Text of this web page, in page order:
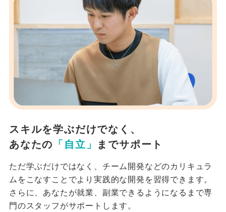
スキルを学ぶだけでなく、
あなたの 「自立」 までサポート
ただ学ぶだけではなく、チーム開発などのカリキュラ
ムをこなすことでより実践的な開発を習得できます。
さらに、あなたが就業、副業できるようになるまで専
門のスタッフがサポートします。